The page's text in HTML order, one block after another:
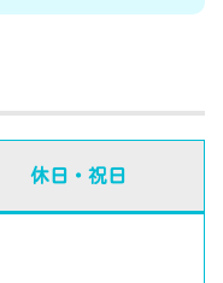
休日・祝日